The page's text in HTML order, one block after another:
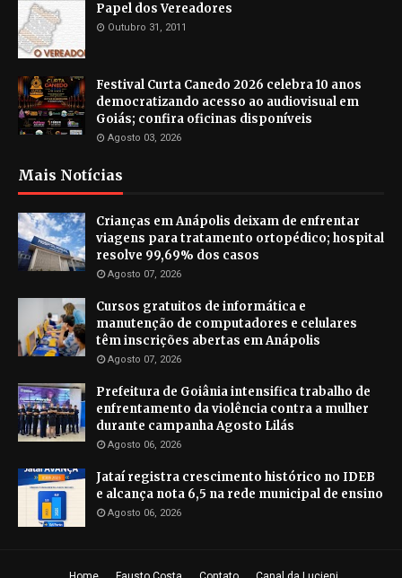
Papel dos Vereadores
Outubro 31, 2011
Festival Curta Canedo 2026 celebra 10 anos
democratizando acesso ao audiovisual em
Goiás; confira oficinas disponíveis
Agosto 03, 2026
Mais Notícias
Crianças em Anápolis deixam de enfrentar
viagens para tratamento ortopédico; hospital
resolve 99,69% dos casos
Agosto 07, 2026
Cursos gratuitos de informática e
manutenção de computadores e celulares
têm inscrições abertas em Anápolis
Agosto 07, 2026
Prefeitura de Goiânia intensifica trabalho de
enfrentamento da violência contra a mulher
durante campanha Agosto Lilás
Agosto 06, 2026
Jataí registra crescimento histórico no IDEB
e alcança nota 6,5 na rede municipal de ensino
Agosto 06, 2026